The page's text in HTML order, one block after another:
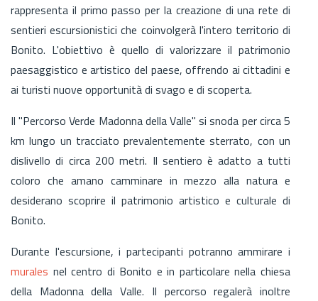
rappresenta il primo passo per la creazione di una rete di
sentieri escursionistici che coinvolgerà l'intero territorio di
Bonito. L'obiettivo è quello di valorizzare il patrimonio
paesaggistico e artistico del paese, offrendo ai cittadini e
ai turisti nuove opportunità di svago e di scoperta.
Il "Percorso Verde Madonna della Valle" si snoda per circa 5
km lungo un tracciato prevalentemente sterrato, con un
dislivello di circa 200 metri. Il sentiero è adatto a tutti
coloro che amano camminare in mezzo alla natura e
desiderano scoprire il patrimonio artistico e culturale di
Bonito.
Durante l'escursione, i partecipanti potranno ammirare i
murales nel centro di Bonito e in particolare nella chiesa
della Madonna della Valle. Il percorso regalerà inoltre